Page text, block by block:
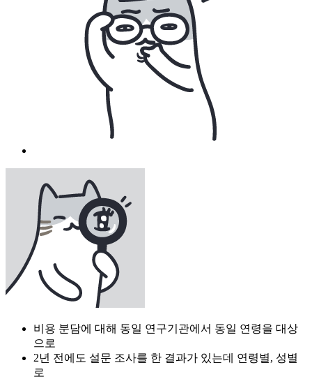
비용 분담에 대해 동일 연구기관에서 동일 연령을 대상
으로
2년 전에도 설문 조사를 한 결과가 있는데 연령별, 성별
로